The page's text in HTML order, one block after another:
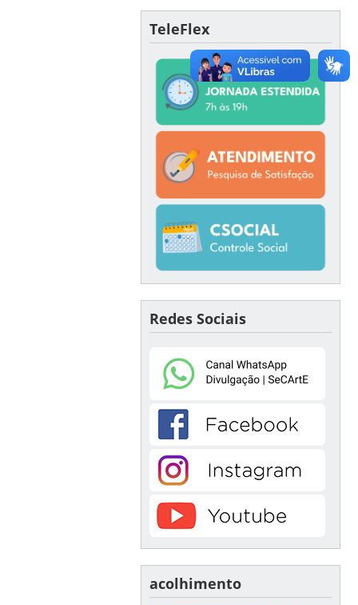
TeleFlex
Redes Sociais
acolhimento